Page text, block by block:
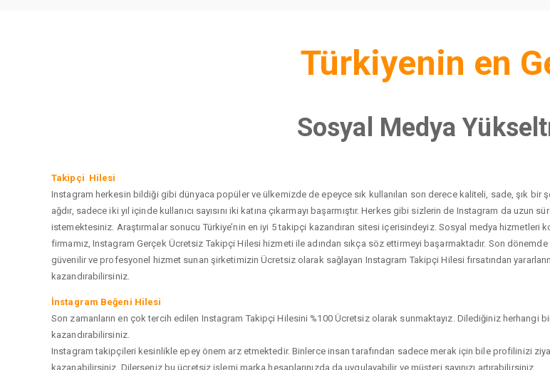
Türkiyenin en
Sosyal Medya
Takipçi Hilesi
Instagram herkesin bildiği gibi dünyaca popüler ve ülkemizde de epeyce sık kullanılan son derece kaliteli, sade, şık bir
ağdır, sadece iki yıl içinde kullanıcı sayısını iki katına çıkarmayı başarmıştır. Herkes gibi sizlerin de Instagram da
istemektesiniz. Araştırmalar sonucu Türkiye’nin en iyi 5 takipçi kazandıran sitesi içerisindeyiz. Sosyal medya
firmamız, Instagram Gerçek Ücretsiz Takipçi Hilesi hizmeti ile adından sıkça söz ettirmeyi başarmaktadır. Son
güvenilir ve profesyonel hizmet sunan şirketimizin Ücretsiz olarak sağlayan Instagram Takipçi Hilesi fırsatından
kazandırabilirsiniz.
İnstagram Beğeni Hilesi
Son zamanların en çok tercih edilen Instagram Takipçi Hilesini %100 Ücretsiz olarak sunmaktayız. Dilediğiniz
kazandırabilirsiniz.
Instagram takipçileri kesinlikle epey önem arz etmektedir. Binlerce insan tarafından sadece merak için bile profilinizi
kazanabilirsiniz. Dilerseniz bu ücretsiz işlemi marka hesaplarınızda da uygulayabilir ve müşteri sayınızı artırabilirsiniz.